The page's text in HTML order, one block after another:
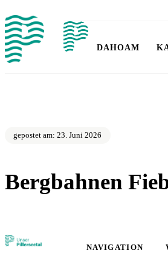
DAHOAM
gepostet am: 23. Juni 2026
Bergbahnen
NAVIGATION